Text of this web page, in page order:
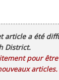
article a été
District.
pour
articles.